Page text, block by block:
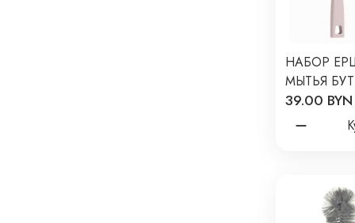
НАБОР
МЫТЬЯ
PAOMMA
39.00 BYN